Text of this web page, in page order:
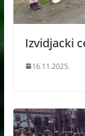
Izvidjacki
16.11.2025.